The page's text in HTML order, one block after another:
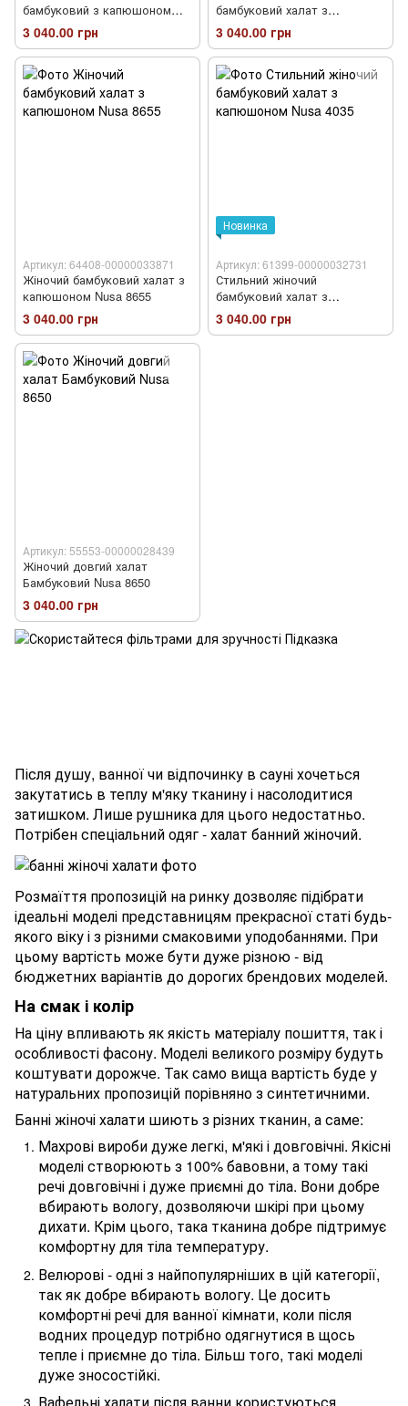
бамбуковий з капюшоном
Nusa 4145
3 040.00 грн
бамбуковий халат з
капюшоном Nusa 4145
3 040.00 грн
Артикул: 64408-00000033871
Жіночий бамбуковий халат з
капюшоном Nusa 8655
3 040.00 грн
Новинка
Артикул: 61399-00000032731
Стильний жіночий
бамбуковий халат з
капюшоном Nusa 4035
3 040.00 грн
Артикул: 55553-00000028439
Жіночий довгий халат
Бамбуковий Nusa 8650
3 040.00 грн
Після душу, ванної чи відпочинку в сауні хочеться
закутатись в теплу м'яку тканину і насолодитися
затишком. Лише рушника для цього недостатньо.
Потрібен спеціальний одяг - халат банний жіночий.
Розмаїття пропозицій на ринку дозволяє підібрати
ідеальні моделі представницям прекрасної статі будь-
якого віку і з різними смаковими уподобаннями. При
цьому вартість може бути дуже різною - від
бюджетних варіантів до дорогих брендових моделей.
На смак і колір
На ціну впливають як якість матеріалу пошиття, так і
особливості фасону. Моделі великого розміру будуть
коштувати дорожче. Так само вища вартість буде у
натуральних пропозицій порівняно з синтетичними.
Банні жіночі халати шиють з різних тканин, а саме:
Махрові вироби дуже легкі, м'які і довговічні. Якісні
моделі створюють з 100% бавовни, а тому такі
речі довговічні і дуже приємні до тіла. Вони добре
вбирають вологу, дозволяючи шкірі при цьому
дихати. Крім цього, така тканина добре підтримує
комфортну для тіла температуру.
Велюрові - одні з найпопулярніших в цій категорії,
так як добре вбирають вологу. Це досить
комфортні речі для ванної кімнати, коли після
водних процедур потрібно одягнутися в щось
тепле і приємне до тіла. Більш того, такі моделі
дуже зносостійкі.